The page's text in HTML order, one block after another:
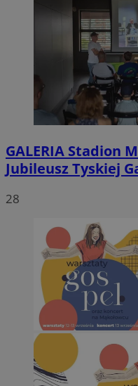
GALERIA Stadion
Jubileusz Tyskiej
28